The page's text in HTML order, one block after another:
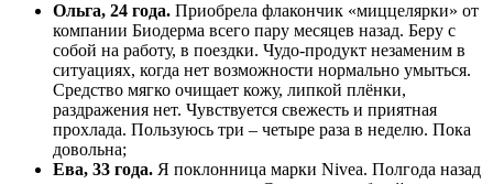
Ольга, 24 года. Приобрела флакончик «миццелярки» от
компании Биодерма всего пару месяцев назад. Беру с
собой на работу, в поездки. Чудо-продукт незаменим в
ситуациях, когда нет возможности нормально умыться.
Средство мягко очищает кожу, липкой плёнки,
раздражения нет. Чувствуется свежесть и приятная
прохлада. Пользуюсь три – четыре раза в неделю. Пока
довольна;
Ева, 33 года. Я поклонница марки Nivea. Полгода назад